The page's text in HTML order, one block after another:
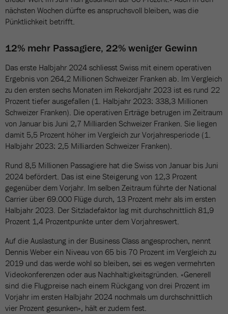
nächsten Wochen dürfte es anspruchsvoll bleiben, was die
Pünktlichkeit betrifft.
12% mehr Passagiere, 22% weniger Gewinn
Das erste Halbjahr 2024 schliesst Swiss mit einem operativen
Ergebnis von 264,2 Millionen Schweizer Franken ab. Im Vergleich
zu den ersten sechs Monaten im Rekordjahr 2023 ist es rund 22
Prozent tiefer ausgefallen (1. Halbjahr 2023: 338,3 Millionen
Schweizer Franken). Die operativen Erträge betrugen im Zeitraum
von Januar bis Juni 2,7 Milliarden Schweizer Franken. Sie liegen
damit 5,5 Prozent höher im Vergleich zur Vorjahresperiode (1.
Halbjahr 2023: 2,5 Milliarden Schweizer Franken).
Rund 8,5 Millionen Passagiere hat die Swiss von Januar bis Juni
2024 befördert. Das ist eine Steigerung von 12,3 Prozent
gegenüber dem Vorjahr. Im selben Zeitraum führte der National
Carrier über 69.000 Flüge durch, 13 Prozent mehr als im ersten
Halbjahr 2023. Der Sitzladefaktor lag mit durchschnittlich 81,9
Prozent 1,4 Prozentpunkte unter dem Vorjahreswert.
Auf die Auslastung in der Business Class angesprochen, nennt
Dennis Weber ein Niveau von 65 bis 70 Prozent im Vergleich zu
2019 und das werde wohl so bleiben, sei es wegen vermehrten
Videokonferenzen oder aus Nachhaltigkeitsgründen. «Generell
sind die Flugpreise nach einem Rückgang von drei Prozent im
Vorjahr im ersten Halbjahr 2024 nochmals um durchschnittlich
vier Prozent gesunken», hält er zudem fest.